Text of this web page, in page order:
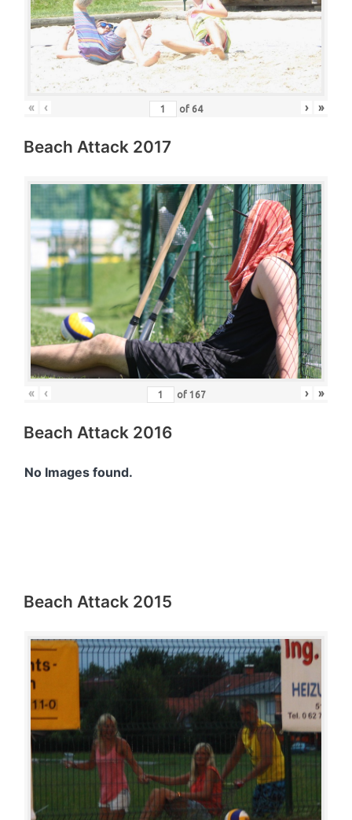
« ‹ of 64 › »
Beach Attack 2017
« ‹ of 167 › »
Beach Attack 2016
No Images found.
Beach Attack 2015